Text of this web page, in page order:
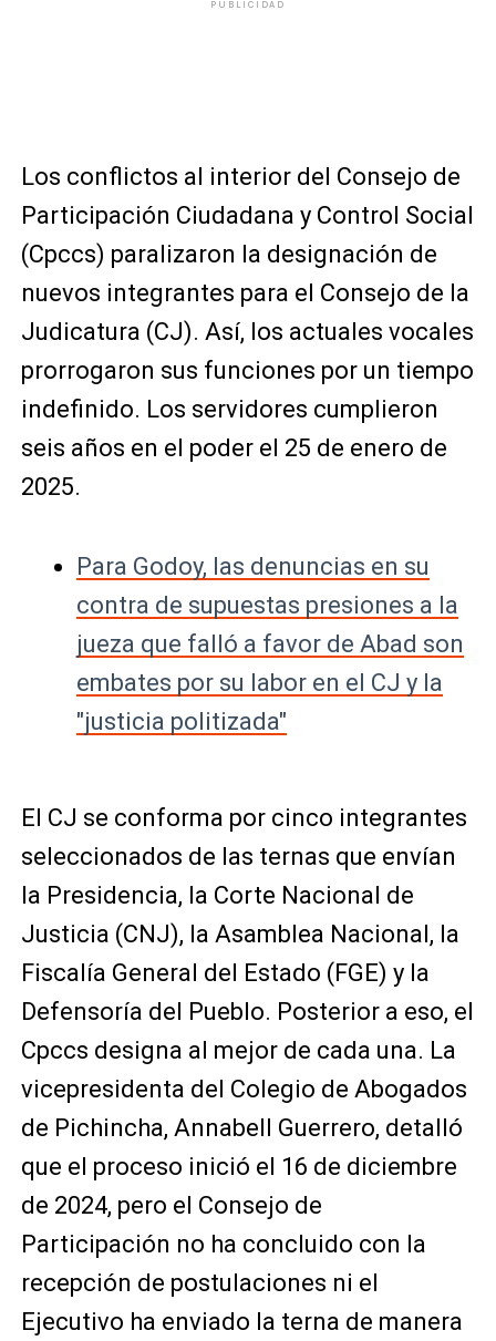
PUBLICIDAD
Los conflictos al interior del Consejo de
Participación Ciudadana y Control Social
(Cpccs) paralizaron la designación de
nuevos integrantes para el Consejo de la
Judicatura (CJ). Así, los actuales vocales
prorrogaron sus funciones por un tiempo
indefinido. Los servidores cumplieron
seis años en el poder el 25 de enero de
2025.
Para Godoy, las denuncias en su
contra de supuestas presiones a la
jueza que falló a favor de Abad son
embates por su labor en el CJ y la
"justicia politizada"
El CJ se conforma por cinco integrantes
seleccionados de las ternas que envían
la Presidencia, la Corte Nacional de
Justicia (CNJ), la Asamblea Nacional, la
Fiscalía General del Estado (FGE) y la
Defensoría del Pueblo. Posterior a eso, el
Cpccs designa al mejor de cada una. La
vicepresidenta del Colegio de Abogados
de Pichincha, Annabell Guerrero, detalló
que el proceso inició el 16 de diciembre
de 2024, pero el Consejo de
Participación no ha concluido con la
recepción de postulaciones ni el
Ejecutivo ha enviado la terna de manera